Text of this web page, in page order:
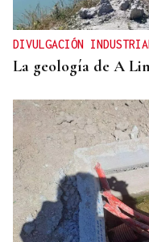
DIVULGACIÓN
La geología de A